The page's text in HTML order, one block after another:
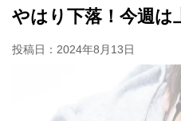
やはり下落！今週は
投稿日： 2024年8月13日